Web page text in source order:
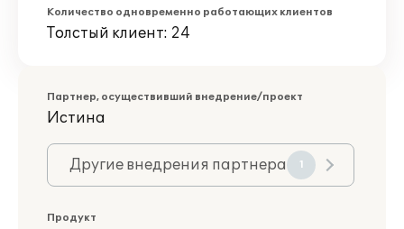
Количество одновременно работающих клиентов
Толстый клиент: 24
Партнер, осуществивший внедрение/проект
Истина
Другие внедрения партнера 1
Продукт